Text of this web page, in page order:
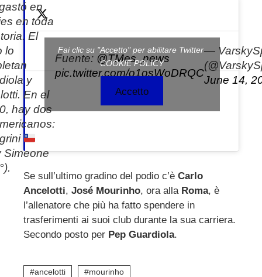
en
en toda
El
lo
y
En el
hay dos
Simeone
Fuente: @TMes_news
pic.twitter.com/o1osWoDRQC
—
June 14,
Fai clic su "Accetto" per abilitare Twitter
COOKIE POLICY
Accetto
Se sull’ultimo gradino del podio c’è Carlo
Ancelotti, José Mourinho, ora alla Roma, è
l’allenatore che più ha fatto spendere in
trasferimenti ai suoi club durante la sua carriera.
Secondo posto per Pep Guardiola.
ancelotti mourinho